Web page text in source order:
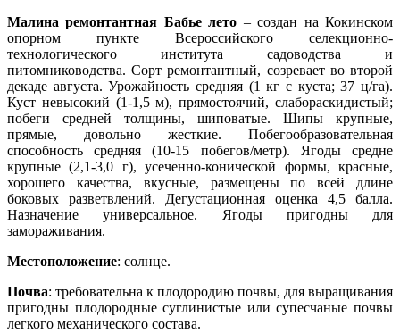
Малина ремонтантная Бабье лето – создан на Кокинском
опорном пункте Всероссийского селекционно-
технологического института садоводства и
питомниководства. Сорт ремонтантный, созревает во второй
декаде августа. Урожайность средняя (1 кг с куста; 37 ц/га).
Куст невысокий (1-1,5 м), прямостоячий, слабораскидистый;
побеги средней толщины, шиповатые. Шипы крупные,
прямые, довольно жесткие. Побегообразовательная
способность средняя (10-15 побегов/метр). Ягоды средне
крупные (2,1-3,0 г), усеченно-конической формы, красные,
хорошего качества, вкусные, размещены по всей длине
боковых разветвлений. Дегустационная оценка 4,5 балла.
Назначение универсальное. Ягоды пригодны для
замораживания.
Местоположение: солнце.
Почва: требовательна к плодородию почвы, для выращивания
пригодны плодородные суглинистые или супесчаные почвы
легкого механического состава.